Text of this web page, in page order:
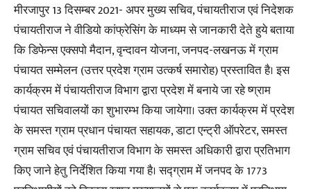
मीरजापुर 13 दिसम्बर 2021- अपर मुख्य सचिव, पंचायतीराज एवं निदेशक
पंचायतीराज ने वीडियो कांफ्रेसिंग के माध्यम से जानकारी देते हुये बताया
कि डिफेन्स एक्सपो मैदान, वृन्दावन योजना, जनपद-लखनऊ में ग्राम
पंचायत सम्मेलन (उत्तर प्रदेश ग्राम उत्कर्ष समारोह) प्रस्तावित है। इस
कार्यक्रम में पंचायतीराज विभाग द्वारा प्रदेश में बनाये जा रहे ष्ग्राम
पंचायत सचिवालयों का शुभारम्भ किया जायेगा। उक्त कार्यक्रम में प्रदेश
के समस्त ग्राम प्रधान पंचायत सहायक, डाटा एन्ट्री ऑपरेटर, समस्त
ग्राम सचिव एवं पंचायतीराज विभाग के समस्त अधिकारी द्वारा प्रतिभाग
किए जाने हेतु निर्देशित किया गया है। सद्ग्राम में जनपद के 1773